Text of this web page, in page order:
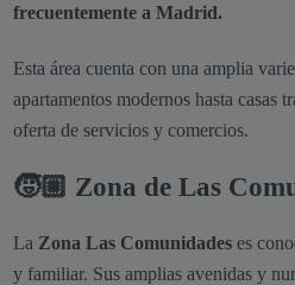
frecuentemente a Madrid.
Esta área cuenta con una amplia
apartamentos modernos hasta casas
oferta de servicios y comercios.
🧒🏼 Zona de Las
La Zona Las Comunidadeses
y familiar. Sus amplias avenidas y